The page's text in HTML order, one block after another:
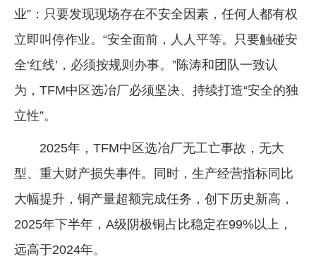
业”：只要发现现场存在不安全因素，任何人都有权
立即叫停作业。“安全面前，人人平等。只要触碰安
全‘红线’，必须按规则办事。”陈涛和团队一致认
为，TFM中区选冶厂必须坚决、持续打造“安全的独
立性”。
2025年，TFM中区选冶厂无工亡事故，无大
型、重大财产损失事件。同时，生产经营指标同比
大幅提升，铜产量超额完成任务，创下历史新高，
2025年下半年，A级阴极铜占比稳定在99%以上，
远高于2024年。